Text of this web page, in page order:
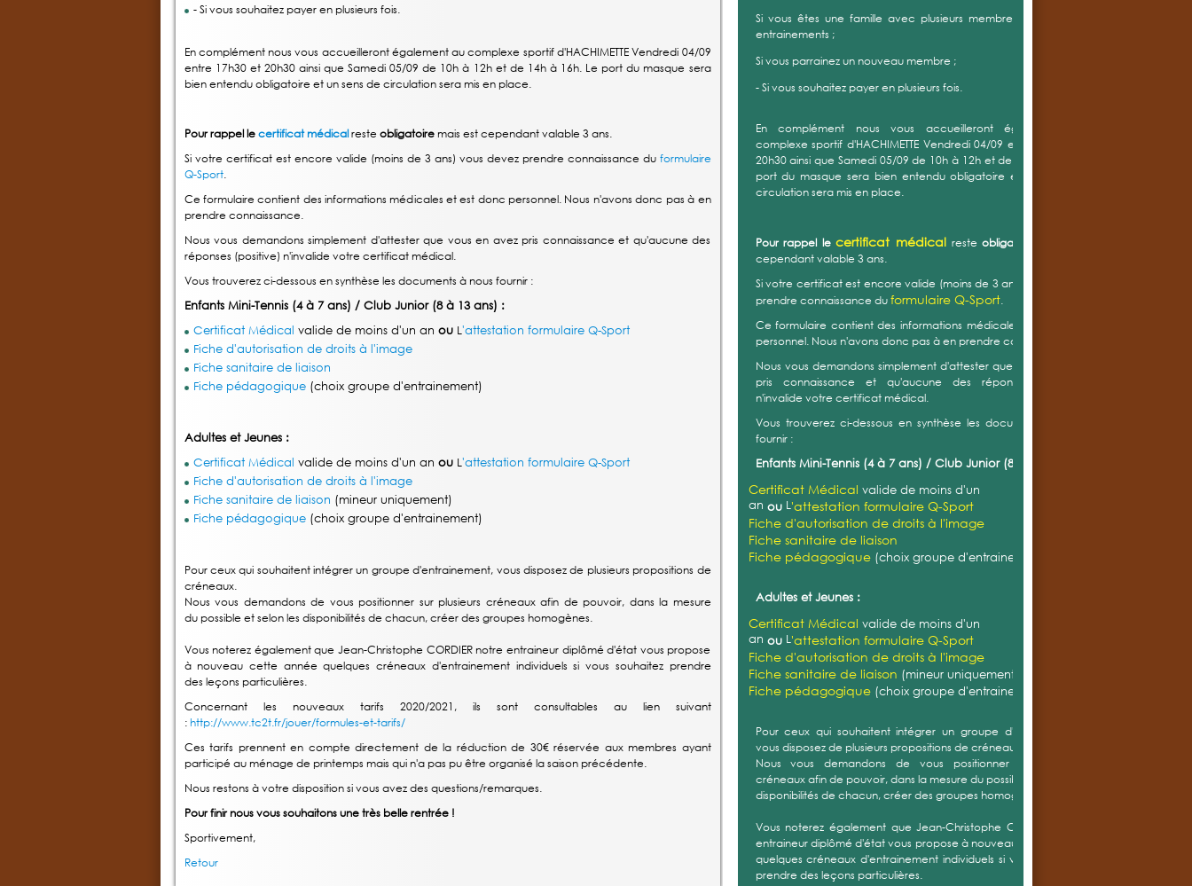
- Si vous souhaitez payer en plusieurs fois.
En complément nous vous accueilleront également au complexe sportif d'HACHIMETTE Vendredi 04/09
entre 17h30 et 20h30 ainsi que Samedi 05/09 de 10h à 12h et de 14h à 16h. Le port du masque sera
bien entendu obligatoire et un sens de circulation sera mis en place.
Pour rappel lecertificat médical resteobligatoiremais est cependant valable 3 ans.
Si votre certificat est encore valide (moins de 3 ans) vous devez prendre connaissance du formulaire
Q-Sport.
Ce formulaire contient des informations médicales et est donc personnel. Nous n'avons donc pas à en
prendre connaissance.
Nous vous demandons simplement d'attester que vous en avez pris connaissance et qu'aucune des
réponses (positive) n'invalide votre certificat médical.
Vous trouverez ci-dessous en synthèse les documents à nous fournir :
Enfants Mini-Tennis (4 à 7 ans) / Club Junior (8 à 13 ans) :
Certificat Médical valide de moins d'un an ouL'attestation formulaire Q-Sport
Fiche d'autorisation de droits à l'image
Fiche sanitaire de liaison
Fiche pédagogique(choix groupe d'entrainement)
Adultes et Jeunes :
Certificat Médical valide de moins d'un an ouL'attestation formulaire Q-Sport
Fiche d'autorisation de droits à l'image
Fiche sanitaire de liaison (mineur uniquement)
Fiche pédagogique(choix groupe d'entrainement)
Pour ceux qui souhaitent intégrer un groupe d'entrainement, vous disposez de plusieurs propositions de
créneaux.
Nous vous demandons de vous positionner sur plusieurs créneaux afin de pouvoir, dans la mesure
du possible et selon les disponibilités de chacun, créer des groupes homogènes.
Vous noterez également que Jean-Christophe CORDIER notre entraineur diplômé d'état vous propose
à nouveau cette année quelques créneaux d'entrainement individuels si vous souhaitez prendre
des leçons particulières.
Concernant les nouveaux tarifs 2020/2021, ils sont consultables au lien suivant
: http://www.tc2t.fr/jouer/formules-et-tarifs/
Ces tarifs prennent en compte directement de la réduction de 30€ réservée aux membres ayant
participé au ménage de printemps mais qui n'a pas pu être organisé la saison précédente.
Nous restons à votre disposition si vous avez des questions/remarques.
Pour finir nous vous souhaitons une très belle rentrée !
Sportivement,
Retour
Si vous êtes une famille avec plusieurs membres avec forfait
entrainements ;
Si vous parrainez un nouveau membre ;
- Si vous souhaitez payer en plusieurs fois.
En complément nous vous accueilleront également au
complexe sportif d'HACHIMETTE Vendredi 04/09 entre 17h30 et
20h30 ainsi que Samedi 05/09 de 10h à 12h et de 14h à 16h. Le
port du masque sera bien entendu obligatoire et un sens de
circulation sera mis en place.
Pour rappel lecertificat médical resteobligatoire
cependant valable 3 ans.
Si votre certificat est encore valide (moins de 3 ans) vous devez
prendre connaissance duformulaire Q-Sport.
Ce formulaire contient des informations médicales et est donc
personnel. Nous n'avons donc pas à en prendre connaissance.
Nous vous demandons simplement d'attester que vous en avez
pris connaissance et qu'aucune des réponses (positive)
n'invalide votre certificat médical.
Vous trouverez ci-dessous en synthèse les documents à nous
fournir :
Enfants Mini-Tennis (4 à 7 ans) / Club Junior (8 à 13 ans) :
Certificat Médical valide de moins d'un
an ouL'attestation formulaire Q-Sport
Fiche d'autorisation de droits à l'image
Fiche sanitaire de liaison
Fiche pédagogique(choix groupe d'entrainement)
Adultes et Jeunes :
Certificat Médical valide de moins d'un
an ouL'attestation formulaire Q-Sport
Fiche d'autorisation de droits à l'image
Fiche sanitaire de liaison (mineur uniquement)
Fiche pédagogique(choix groupe d'entrainement)
Pour ceux qui souhaitent intégrer un groupe d'entrainement,
vous disposez de plusieurs propositions de créneaux.
Nous vous demandons de vous positionner sur plusieurs
créneaux afin de pouvoir, dans la mesure du possible et selon les
disponibilités de chacun, créer des groupes homogènes.
Vous noterez également que Jean-Christophe CORDIER notre
entraineur diplômé d'état vous propose à nouveau cette année
quelques créneaux d'entrainement individuels si vous souhaitez
prendre des leçons particulières.